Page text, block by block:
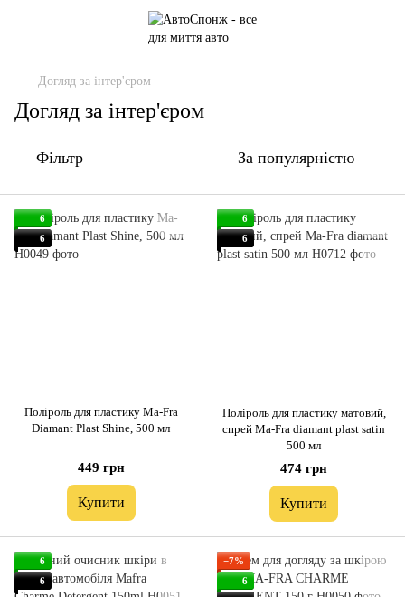
Догляд за інтер'єром
Догляд за інтер'єром
Фільтр За популярністю
6
6
Поліроль для пластику Ma-Fra
Diamant Plast Shine, 500 мл
449 грн
Купити
6
6
Поліроль для пластику матовий,
спрей Ma-Fra diamant plast satin
500 мл
474 грн
Купити
6
6
−7%
6